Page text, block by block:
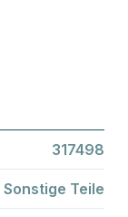
317498
Sonstige Teile